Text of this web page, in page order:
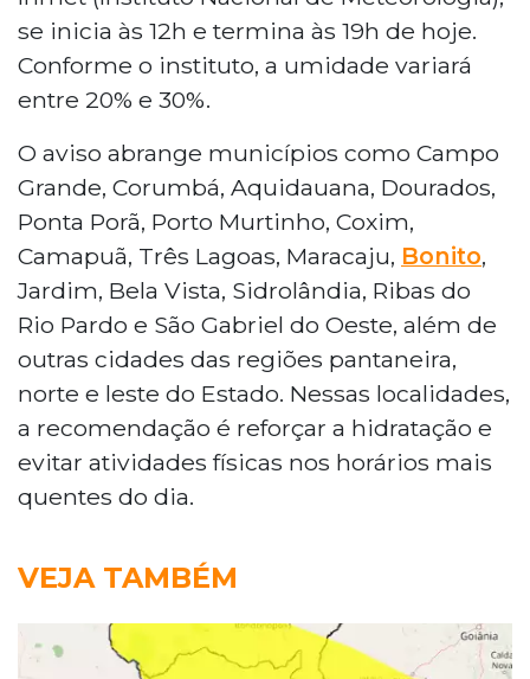
se inicia às 12h e termina às 19h de hoje.
Conforme o instituto, a umidade variará
entre 20% e 30%.
O aviso abrange municípios como Campo
Grande, Corumbá, Aquidauana, Dourados,
Ponta Porã, Porto Murtinho, Coxim,
Camapuã, Três Lagoas, Maracaju, Bonito,
Jardim, Bela Vista, Sidrolândia, Ribas do
Rio Pardo e São Gabriel do Oeste, além de
outras cidades das regiões pantaneira,
norte e leste do Estado. Nessas localidades,
a recomendação é reforçar a hidratação e
evitar atividades físicas nos horários mais
quentes do dia.
VEJA TAMBÉM